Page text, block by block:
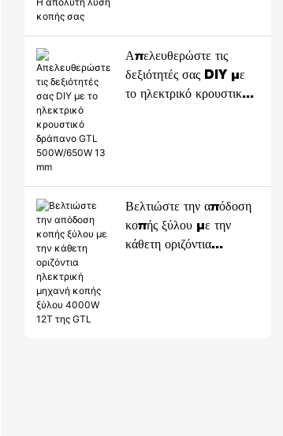
Απελευθερώστε τις
δεξιότητές σας DIY με
το ηλεκτρικό κρουστικό
Βελτιώστε την απόδοση
κοπής ξύλου με την
κάθετη οριζόντια